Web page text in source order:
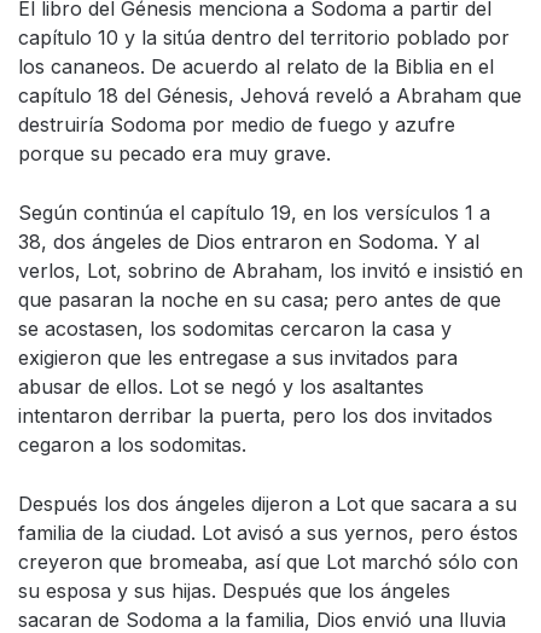
El libro del Génesis menciona a Sodoma a partir del
capítulo 10 y la sitúa dentro del territorio poblado por
los cananeos. De acuerdo al relato de la Biblia en el
capítulo 18 del Génesis, Jehová reveló a Abraham que
destruiría Sodoma por medio de fuego y azufre
porque su pecado era muy grave.
Según continúa el capítulo 19, en los versículos 1 a
38, dos ángeles de Dios entraron en Sodoma. Y al
verlos, Lot, sobrino de Abraham, los invitó e insistió en
que pasaran la noche en su casa; pero antes de que
se acostasen, los sodomitas cercaron la casa y
exigieron que les entregase a sus invitados para
abusar de ellos. Lot se negó y los asaltantes
intentaron derribar la puerta, pero los dos invitados
cegaron a los sodomitas.
Después los dos ángeles dijeron a Lot que sacara a su
familia de la ciudad. Lot avisó a sus yernos, pero éstos
creyeron que bromeaba, así que Lot marchó sólo con
su esposa y sus hijas. Después que los ángeles
sacaran de Sodoma a la familia, Dios envió una lluvia